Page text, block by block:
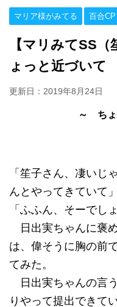
マリア様がみてる 百合CP
【マリみてSS
ょっと近づいて
更新日： 2019年8月24日
～ ち
「笙子さん、凄いじ
んとやってきていて」
「ふふん、そーでし
日出実ちゃんに褒
は、偉そうに胸の前
てみた。
日出実ちゃんの言
りやって提出できて